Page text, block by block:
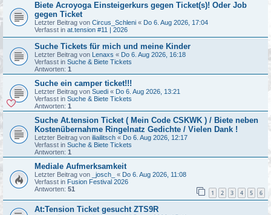
Biete Acroyoga Einsteigerkurs gegen Ticket(s)! Oder Job
gegen Ticket
Letzter Beitrag von Circus_Schleni « Do 6. Aug 2026, 17:04
Verfasst in at.tension #11 | 2026
Suche Tickets für mich und meine Kinder
Letzter Beitrag von Lenaxs « Do 6. Aug 2026, 16:18
Verfasst in Suche & Biete Tickets
Antworten: 1
Suche ein camper ticket!!!
Letzter Beitrag von Suedi « Do 6. Aug 2026, 13:21
Verfasst in Suche & Biete Tickets
Antworten: 1
Suche At.tension Ticket ( Mein Code CSKWK ) / Biete neben
Kostenübernahme Ringelnatz Gedichte / Vielen Dank !
Letzter Beitrag von iliailitsch « Do 6. Aug 2026, 12:17
Verfasst in Suche & Biete Tickets
Antworten: 1
Mediale Aufmerksamkeit
Letzter Beitrag von _josch_ « Do 6. Aug 2026, 11:08
Verfasst in Fusion Festival 2026
Antworten: 51 1 2 3 4 5 6
At:Tension Ticket gesucht ZTS9R